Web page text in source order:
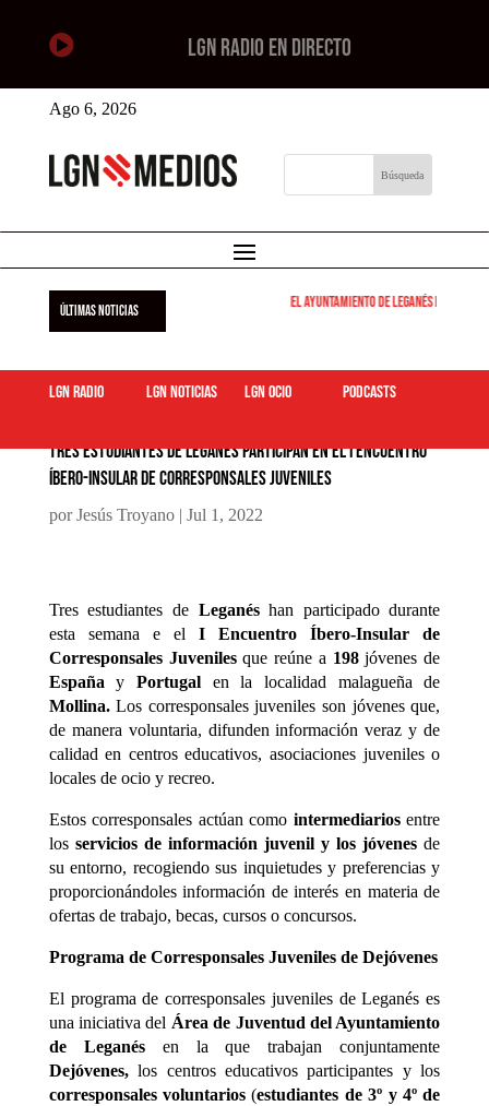
 LGN RADIO EN DIRECTO
Ago 6, 2026
ÚLTIMAS NOTICIAS El Ayuntamiento de Leganés pone en
LGN Radio LGN Noticias LGN ocio podcasts
Tres estudiantes de Leganés participan en el I Encuentro
Íbero-Insular de Corresponsales Juveniles
porJesús Troyano| Jul 1, 2022
Tres estudiantes de Leganéshan participado durante
esta semana e elI Encuentro Íbero-Insular de
Corresponsales Juvenilesque reúne a 198jóvenes de
EspañayPortugal en la localidad malagueña de
Mollina.Los corresponsales juveniles son jóvenes que,
de manera voluntaria, difunden información veraz y de
calidad en centros educativos, asociaciones juveniles o
locales de ocio y recreo.
Estos corresponsales actúan como intermediariosentre
los servicios de información juvenil y los jóvenes de
su entorno, recogiendo sus inquietudes y preferencias y
proporcionándoles información de interés en materia de
ofertas de trabajo, becas, cursos o concursos.
Programa de Corresponsales Juveniles de Dejóvenes
El programa de corresponsales juveniles de Leganés es
una iniciativa del Área de Juventud del Ayuntamiento
de Leganésen la que trabajan conjuntamente
Dejóvenes,los centros educativos participantes y los
corresponsales voluntarios (estudiantes de 3º y 4º de